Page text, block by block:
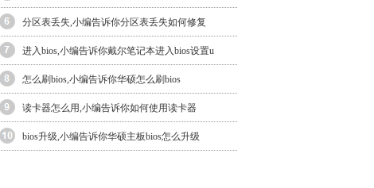
分区表丢失,小编告诉你分区表丢失如何修复
进入bios,小编告诉你戴尔笔记本进入bios设置u
怎么刷bios,小编告诉你华硕怎么刷bios
读卡器怎么用,小编告诉你如何使用读卡器
bios升级,小编告诉你华硕主板bios怎么升级